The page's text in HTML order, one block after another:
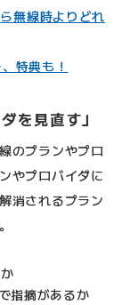
無線時よりどれ
特典も！
を見直す」
のプランやプロ
やプロバイダに
消されるプラン
指摘があるか